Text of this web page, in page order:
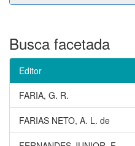
Busca facetada
Editor
FARIA, G. R.
FARIAS NETO, A. L. de